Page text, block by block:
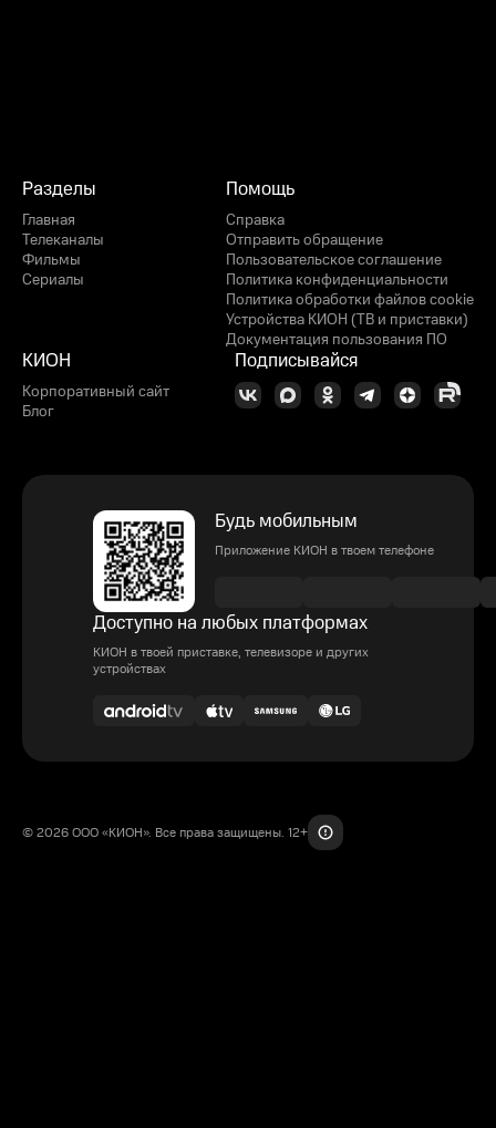
Разделы
Главная
Телеканалы
Фильмы
Сериалы
Помощь
Справка
Отправить обращение
Пользовательское соглашение
Политика конфиденциальности
Политика обработки файлов cookie
Устройства КИОН (ТВ и приставки)
Документация пользования ПО
КИОН
Корпоративный сайт
Блог
Подписывайся
Будь мобильным
Приложение КИОН в твоем телефоне
Доступно на любых платформах
КИОН в твоей приставке, телевизоре и других
устройствах
© 2026 ООО «КИОН». Все права защищены. 12+